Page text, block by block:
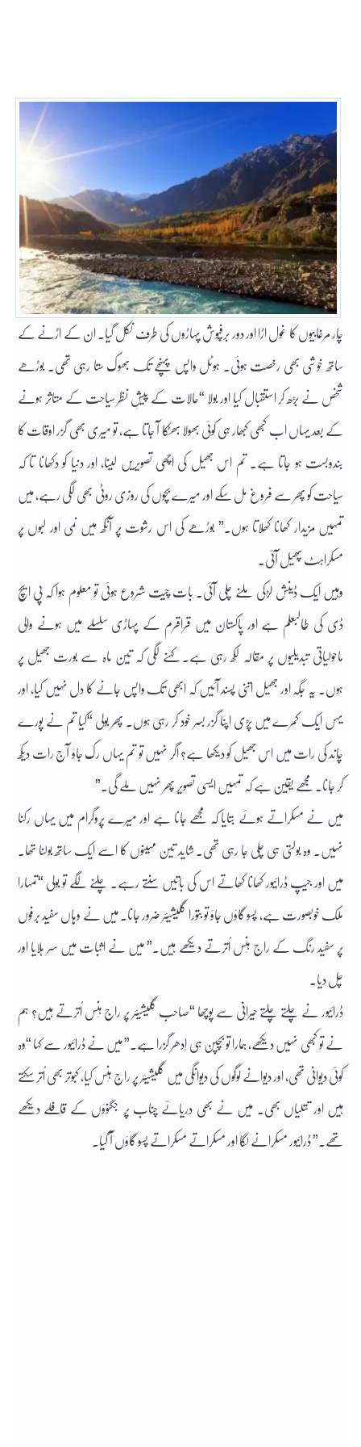
چار مرغابیوں کا غول اڑا اور دور برفپوش پہاڑوں کی طرف نکل گیا۔ ان کے اڑنے کے
ساتھ خوشی بھی رخصت ہوئی۔ ہوٹل واپس پہنچے تک بھوک ستا رہی تھی۔ بوڑھے
شخص نے بڑھ کر استقبال کیا اور بولا “حالات کے پیشِ نظر سیاحت کے متاثر ہونے
کے بعد یہاں اب کبھی کبھار ہی کوئی بھولا بھٹکا آ جاتا ہے، تو میری بھی گزر اوقات کا
بندوبست ہو جاتا ہے۔ تم اس جھیل کی اچھی تصویریں لینا، اور دنیا کو دکھانا تا کہ
سیاحت کو پھر سے فروغ مل سکے اور میرے بچوں کی روزی روٹی بھی لگی رہے، میں
تمہیں مزیدار کھانا کھلاتا ہوں۔” بوڑھے کی اس رشوت پر آنکھ میں نمی اور لبوں پر
مسکراہٹ پھیل آئی۔
وہیں ایک ڈینش لڑکی ملنے چلی آئی۔ بات چیت شروع ہوئی تو معلوم ہوا کہ پی ایچ
ڈی کی طالبعلم ہے اور پاکستان میں قراقرم کے پہاڑی سلسلے میں ہونے والی
ماحولیاتی تبدیلیوں پر مقالہ لکھ رہی ہے۔ کہنے لگی کہ تین ماہ سے بورت جھیل پر
ہوں۔ یہ جگہ اور جھیل اتنی پسند آئیں کہ ابھی تک واپس جانے کا دل نہیں کیا، اور
یہں ایک کمرے میں پڑی اپنا گزر بسر خود کر رہی ہوں۔ پھر بولی “کیا تم نے پورے
چاند کی رات میں اس جھیل کو دیکھا ہے؟ اگر نہیں تو تم یہاں رک جاؤ آج رات دیکھ
کر جانا۔ مجھے یقین ہے کہ تمہیں ایسی تصویر پھر نہیں ملے گی۔”
میں نے مسکراتے ہوئے بتایا کہ مجھے جانا ہے اور میرے پروگرام میں یہاں رکنا
نہیں۔ وہ بولتی ہی چلی جا رہی تھی۔ شاید تین مہینوں کا اسے ایک ساتھ بولنا تھا۔
میں اور جیپ ڈرائیور کھانا کھاتے اس کی باتیں سنتے رہے۔ چلنے لگے تو بولی “تمہارا
ملک خوبصورت ہے، پَسو گاؤں جاؤ تو بتورا گلیشیئر ضرور جانا۔ میں نے وہاں سفید برفوں
پر سفید رنگ کے راج ہَنس اُترتے دیکھے ہیں۔” میں نے اثبات میں سر ہلایا اور
چل دیا۔
ڈرائیور نے چلتے چلتے حیرانی سے پوچھا “صاحب گلیشیئر پر راج ہَنس اُترتے ہیں؟ ہم
نے تو کبھی نہیں دیکھے، ہمارا تو بچپن ہی اِدھر گزرا ہے۔” میں نے ڈرائیور سے کہا “وہ
کوئی دیوانی تھی، اور دیوانے لوگوں کی دیوانگی میں گلیشیئر پر راج ہَنس کیا، کبوتر بھی اُتر سکتے
ہیں اور تتلیاں بھی۔ میں نے بھی دریائے چناب پر جگنوؤں کے قافلے دیکھے
تھے۔” ڈرائیور مسکرانے لگا اور مسکراتے مسکراتے پَسو گاؤں آ گیا۔